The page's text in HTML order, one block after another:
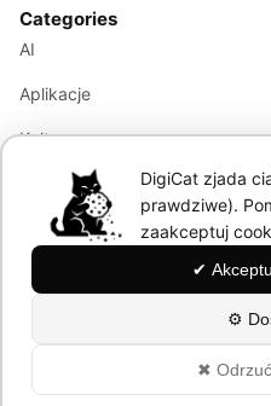
Categories
AI
Aplikacje
Kultura
Marketing
Modele językowe
About
Polityka Prywatności
DigiCat zjada
prawdziwe).
zaakceptuj
✔
⚙
✖